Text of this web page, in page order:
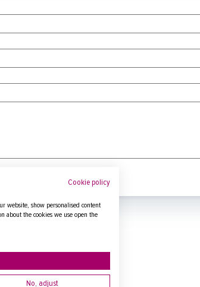
Cookie policy
website, show personalised content
about the cookies we use open the
No, adjust